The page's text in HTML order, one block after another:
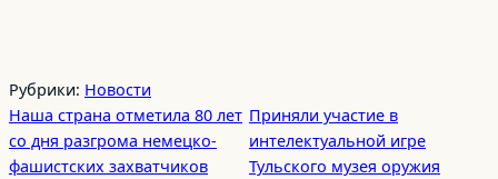
Рубрики: Новости
Наша страна отметила 80 лет
со дня разгрома немецко-
фашистских захватчиков
Приняли участие в
интелектуальной игре
Тульского музея оружия